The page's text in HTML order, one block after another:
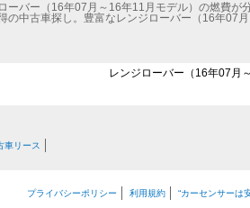
バー（16年07月～16年11月モデル）の燃費が分
中古車探し。豊富なレンジローバー（16年07
レンジローバー（16年07月
車リース
プライバシーポリシー 利用規約 “カーセンサーは